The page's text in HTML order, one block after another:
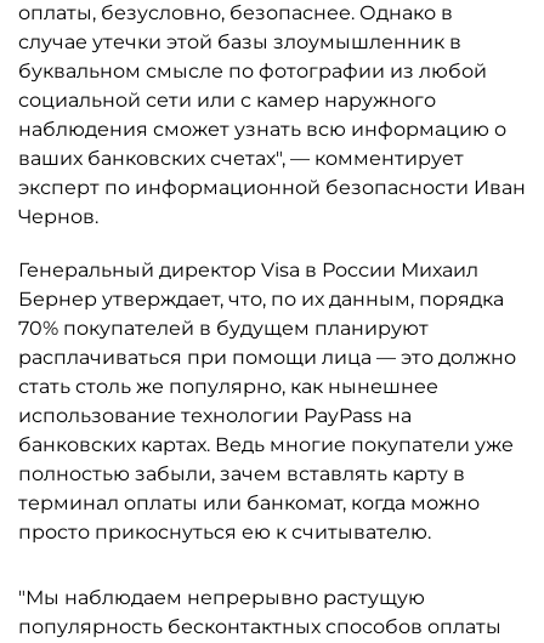
оплаты, безусловно, безопаснее. Однако в
случае утечки этой базы злоумышленник в
буквальном смысле по фотографии из любой
социальной сети или с камер наружного
наблюдения сможет узнать всю информацию о
ваших банковских счетах", — комментирует
эксперт по информационной безопасности Иван
Чернов.
Генеральный директор Visa в России Михаил
Бернер утверждает, что, по их данным, порядка
70% покупателей в будущем планируют
расплачиваться при помощи лица — это должно
стать столь же популярно, как нынешнее
использование технологии PayPass на
банковских картах. Ведь многие покупатели уже
полностью забыли, зачем вставлять карту в
терминал оплаты или банкомат, когда можно
просто прикоснуться ею к считывателю.
"Мы наблюдаем непрерывно растущую
популярность бесконтактных способов оплаты